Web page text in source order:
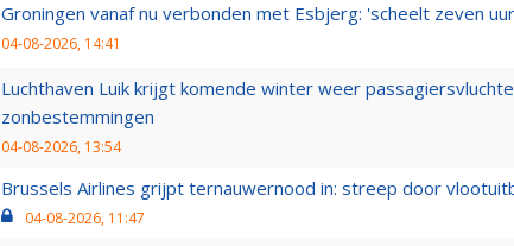
Groningen vanaf nu verbonden met Esbjerg: 'scheelt zeven
04-08-2026, 14:41
Luchthaven Luik krijgt komende winter weer
zonbestemmingen
04-08-2026, 13:54
Brussels Airlines grijpt ternauwernood in: streep door
04-08-2026, 11:47